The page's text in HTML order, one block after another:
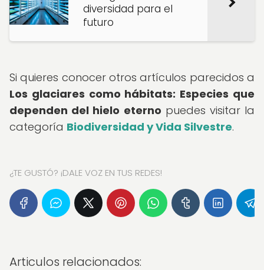
diversidad para el
futuro
Si quieres conocer otros artículos parecidos a
Los glaciares como hábitats: Especies que
dependen del hielo eterno puedes visitar la
categoría Biodiversidad y Vida Silvestre.
¿TE GUSTÓ? ¡DALE VOZ EN TUS REDES!
Articulos relacionados: